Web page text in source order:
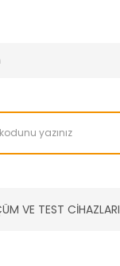
VE TEST CİHAZLARI